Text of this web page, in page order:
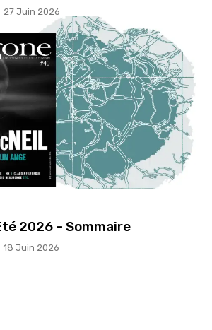
27 Juin 2026
2026 – Sommaire
18 Juin 2026